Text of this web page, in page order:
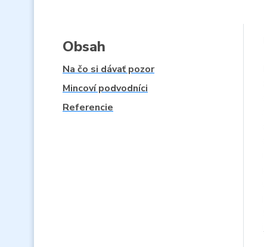
Obsah
Na čo si dávať pozor
Mincoví podvodníci
Referencie